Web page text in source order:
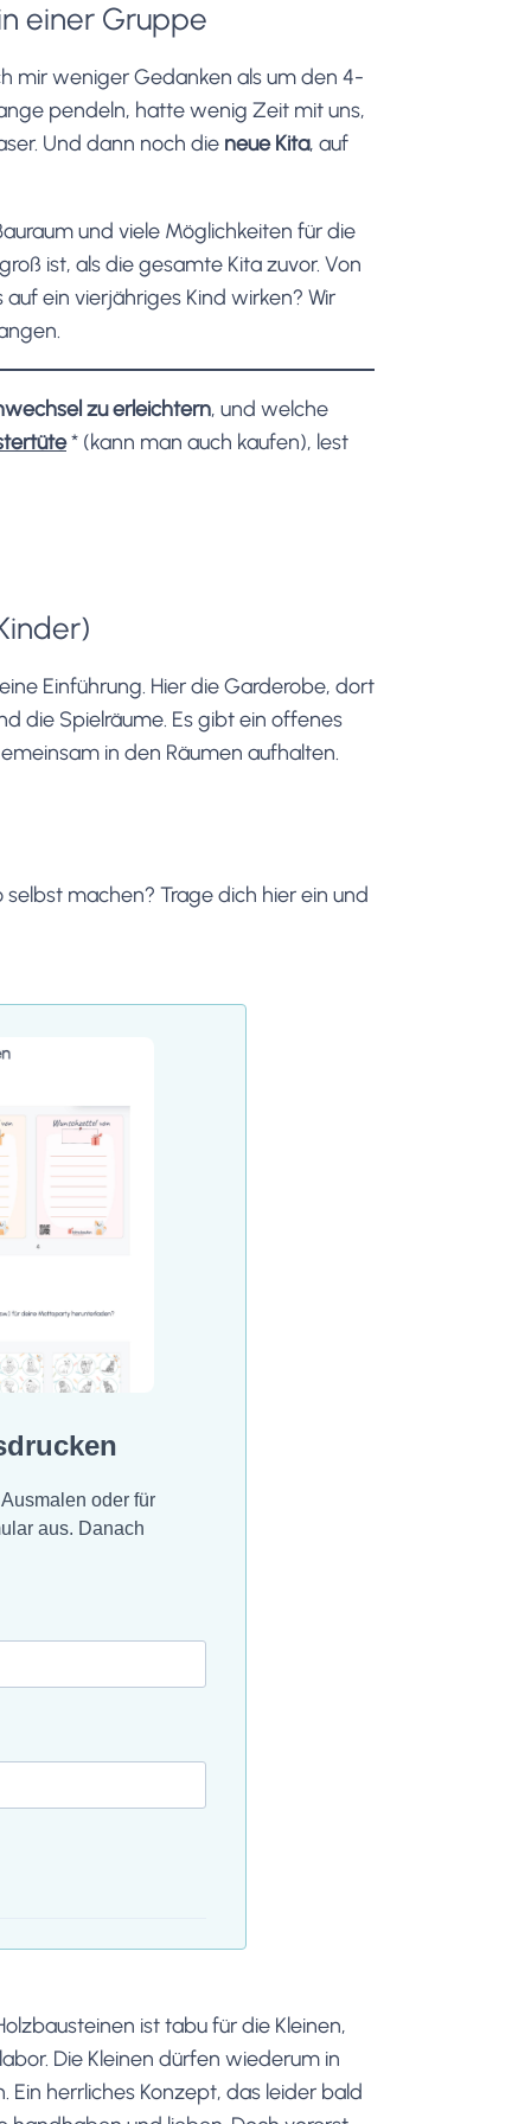
einer Gruppe
mir weniger Gedanken als um den 4-
pendeln, hatte wenig Zeit mit uns,
Und dann noch die neue Kita, auf
und viele Möglichkeiten für die
ist, als die gesamte Kita zuvor. Von
ein vierjähriges Kind wirken? Wir
zu erleichtern, und welche
* (kann man auch kaufen), lest
Einführung. Hier die Garderobe, dort
die Spielräume. Es gibt ein offenes
in den Räumen aufhalten.
machen? Trage dich hier ein und
oder für
aus. Danach
ist tabu für die Kleinen,
Die Kleinen dürfen wiederum in
herrliches Konzept, das leider bald